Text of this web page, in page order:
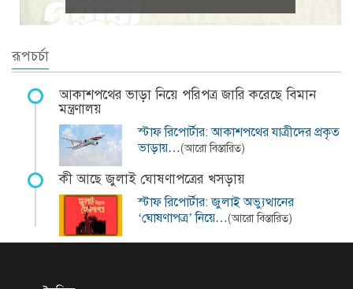
রূপচর্চা
আকাশপথের ভাড়া নিয়ে পরিপত্র জারি করেছে বিমান
মন্ত্রণালয়
স্টাফ রিপোর্টার: আকাশপথের যাত্রীদের প্রকৃত
ভাড়ায়…(আরো বিস্তারিত)
কী আছে জুলাই ঘোষণাপত্রের খসড়ায়
স্টাফ রিপোর্টার: জুলাই অভ্যুত্থানের
‘ঘোষণাপত্র’ নিয়ে…(আরো বিস্তারিত)